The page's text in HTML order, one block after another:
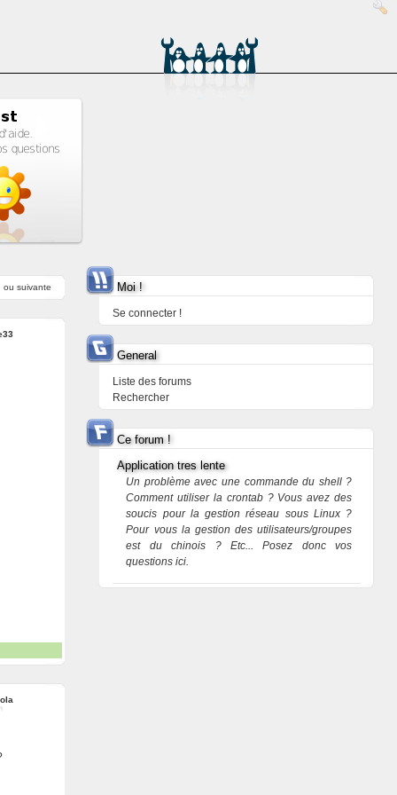
ou suivante Moi !
Se connecter !
General
Liste des forums
Rechercher
Ce forum !
Application tres lente
Un problème avec une commande du shell ?
Comment utiliser la crontab ? Vous avez des
soucis pour la gestion réseau sous Linux ?
Pour vous la gestion des utilisateurs/groupes
est du chinois ? Etc... Posez donc vos
questions ici.